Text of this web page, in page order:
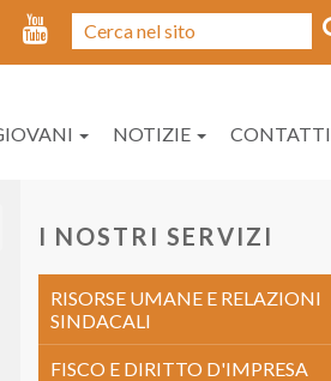
NOTIZIE CONTATTI
I NOSTRI SERVIZI
RISORSE UMANE E RELAZIONI
SINDACALI
FISCO E DIRITTO D'IMPRESA